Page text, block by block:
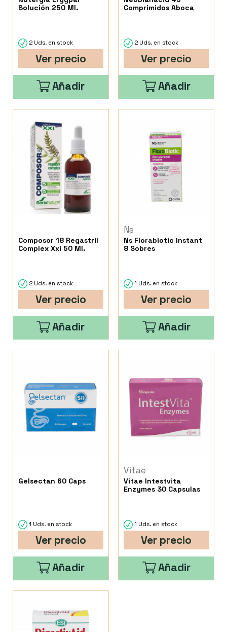
Solución 250 Ml.
2 Uds. en stock
Ver precio
Añadir
Comprimidos Aboca
2 Uds. en stock
Ver precio
Añadir
Composor 18 Regastril
Complex Xxi 50 Ml.
2 Uds. en stock
Ver precio
Añadir
Ns
Ns Florabiotic Instant
8 Sobres
1 Uds. en stock
Ver precio
Añadir
Gelsectan 60 Caps
1 Uds. en stock
Ver precio
Añadir
Vitae
Vitae Intestvita
Enzymes 30 Capsulas
1 Uds. en stock
Ver precio
Añadir